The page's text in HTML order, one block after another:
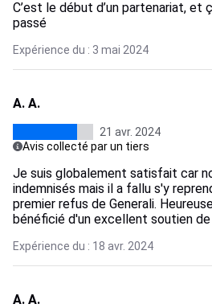
C’est le début d’un partenariat, et
passé
Expérience du : 3 mai 2024
A. A.
21 avr. 2024
Avis collecté par un tiers
Je suis globalement satisfait car
indemnisés mais il a fallu s'y
premier refus de Generali.
bénéficié d'un excellent soutien
Expérience du : 18 avr. 2024
A. A.